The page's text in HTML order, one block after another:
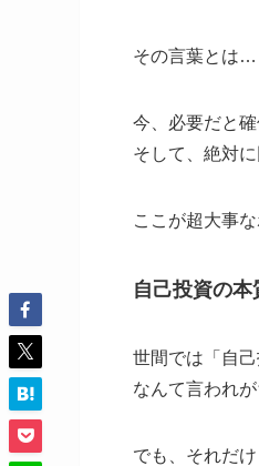
その言葉とは…
今、必要だと確
そして、絶対
ここが超大事
自己投資の本
世間では「自己
なんて言われが
でも、それだけ